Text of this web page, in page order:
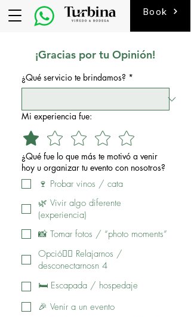
Book
¡Gracias por tu Opinión!
¿Qué servicio te brindamos? *
Mi experiencia fue:
¿Qué fue lo que más te motivó a venir
hoy u organizar tu evento con nosotros?
🍷 Probar vinos / cata
🌿 Vivir algo diferente
(experiencia)
📸 Tomar fotos / “photo moments”
Opció🧘‍♀️ Relajarnos /
desconectarnosn 4
🛏️ Escapada / hospedaje
🎉 Venir a un evento